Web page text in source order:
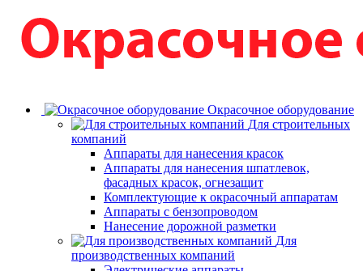
Окрасочное оборудование
Для строительных
компаний
Аппараты для нанесения красок
Аппараты для нанесения шпатлевок,
фасадных красок, огнезащит
Комплектующие к окрасочный аппаратам
Аппараты с бензопроводом
Нанесение дорожной разметки
Для
производственных компаний